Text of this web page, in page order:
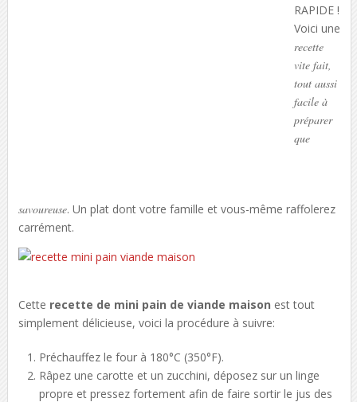
RAPIDE !
Voici une
recette
vite fait,
tout aussi
facile à
préparer
que
savoureuse. Un plat dont votre famille et vous-même raffolerez
carrément.
Cette recette de mini pain de viande maison est tout
simplement délicieuse, voici la procédure à suivre:
Préchauffez le four à 180°C (350°F).
Râpez une carotte et un zucchini, déposez sur un linge
propre et pressez fortement afin de faire sortir le jus des